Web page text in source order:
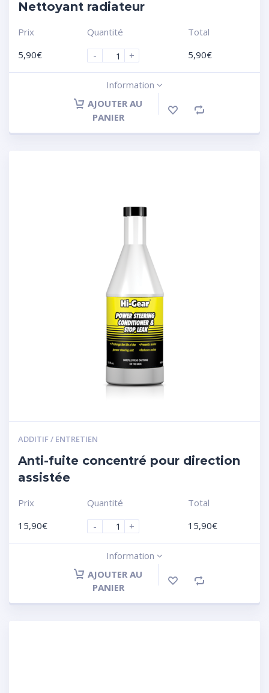
Nettoyant radiateur
Prix
5,90€
Quantité
-
+
Total
5,90€
Information
AJOUTER AU
PANIER
ADDITIF / ENTRETIEN
Anti-fuite concentré pour direction
assistée
Prix
15,90€
Quantité
-
+
Total
15,90€
Information
AJOUTER AU
PANIER